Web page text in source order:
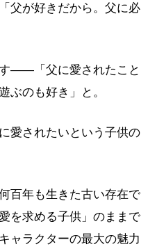
父が好きだから。父に必
——「父に愛されたこと
ぶのも好き」と。
愛されたいという子供の
百年も生きた古い存在で
を求める子供」のままで
ャラクターの最大の魅力